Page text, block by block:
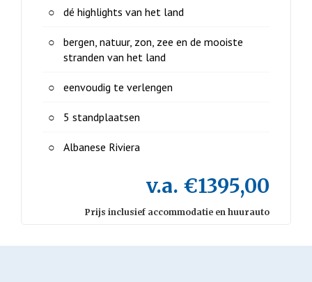
dé highlights van het land
bergen, natuur, zon, zee en de mooiste
stranden van het land
eenvoudig te verlengen
5 standplaatsen
Albanese Riviera
v.a. €1395,00
Prijs inclusief accommodatie en huurauto